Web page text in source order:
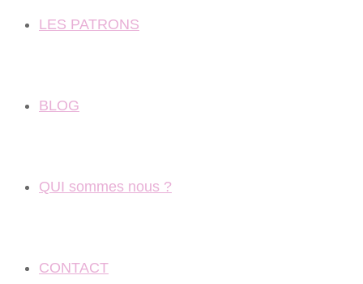
LES PATRONS
BLOG
QUI sommes nous ?
CONTACT